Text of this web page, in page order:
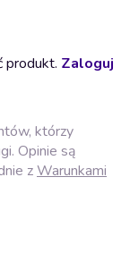
produkt. Zaloguj
którzy
Opinie są
zWarunkami